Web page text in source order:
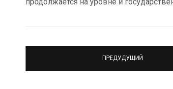
ПРЕДУДУЩИЙ